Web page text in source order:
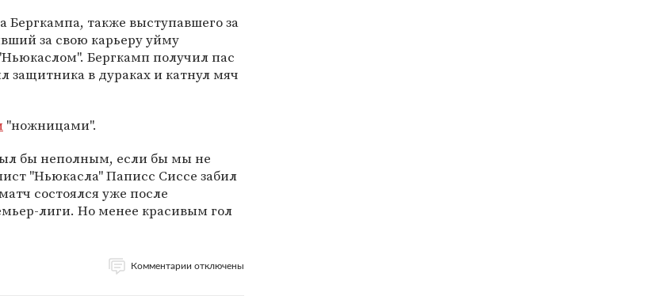
Бергкампа, также выступавшего за
за свою карьеру уйму
Бергкамп получил пас
защитника в дураках и катнул мяч
"ножницами".
бы неполным, если бы мы не
"Ньюкасла" Паписс Сиссе забил
состоялся уже после
лиги. Но менее красивым гол
Комментарии отключены